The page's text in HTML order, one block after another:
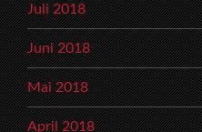
Juli 2018
Juni 2018
Mai 2018
April 2018